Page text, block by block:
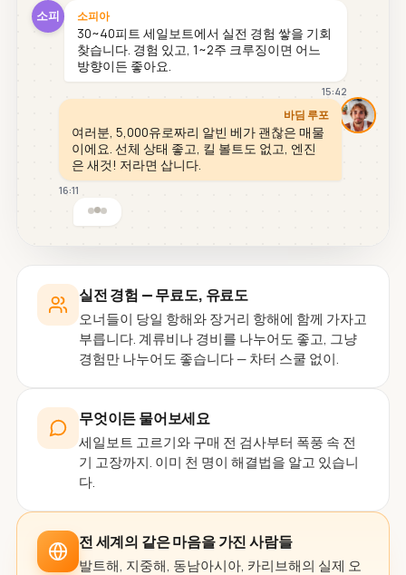
소피 소피아
30~40피트 세일보트에서 실전 경험 쌓을 기회
찾습니다. 경험 있고, 1~2주 크루징이면 어느
방향이든 좋아요.
15:42
바딤 루포
여러분, 5,000유로짜리 알빈 베가 괜찮은 매물
이에요. 선체 상태 좋고, 킬 볼트도 없고, 엔진
은 새것! 저라면 삽니다.
16:11
실전 경험 — 무료도, 유료도
오너들이 당일 항해와 장거리 항해에 함께 가자고
부릅니다. 계류비나 경비를 나누어도 좋고, 그냥
경험만 나누어도 좋습니다 — 차터 스쿨 없이.
무엇이든 물어보세요
세일보트 고르기와 구매 전 검사부터 폭풍 속 전
기 고장까지. 이미 천 명이 해결법을 알고 있습니
다.
전 세계의 같은 마음을 가진 사람들
발트해, 지중해, 동남아시아, 카리브해의 실제 오